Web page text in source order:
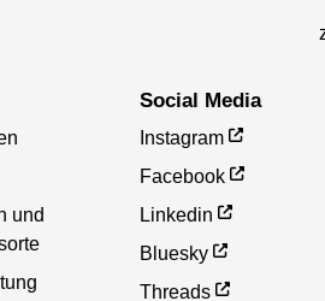
und
Social Media
Instagram
Facebook
Linkedin
Bluesky
Threads